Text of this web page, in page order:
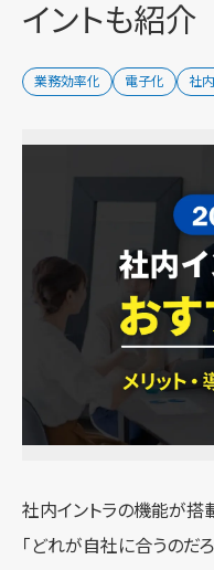
イントも紹介
業務効率化 電子化 社
社内イントラの機能が搭
「どれが自社に合うのだ